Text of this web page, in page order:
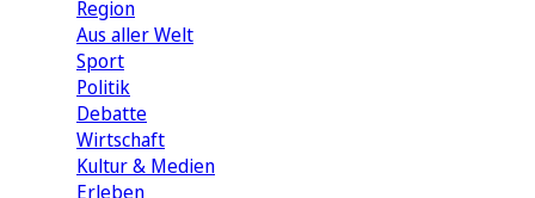
Region
Aus aller Welt
Sport
Politik
Debatte
Wirtschaft
Kultur & Medien
Erleben